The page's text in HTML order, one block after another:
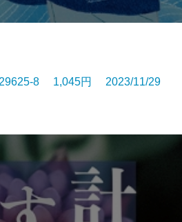
8 1,045円 2023/11/29